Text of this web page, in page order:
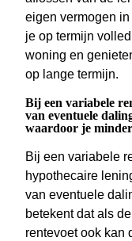
eigen vermogen
je op termijn
woning en
op lange termijn.
Bij een variabele
van eventuele
waardoor je
Bij een variabele
hypothecaire
van eventuele
betekent dat als
rentevoet ook kan